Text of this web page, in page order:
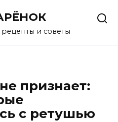
и советы
признает:
с ретушью